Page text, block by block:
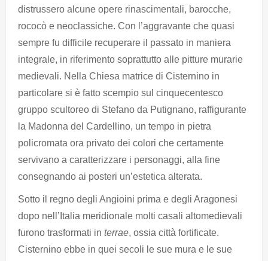
distrussero alcune opere rinascimentali, barocche,
rococò e neoclassiche. Con l’aggravante che quasi
sempre fu difficile recuperare il passato in maniera
integrale, in riferimento soprattutto alle pitture murarie
medievali. Nella Chiesa matrice di Cisternino in
particolare si è fatto scempio sul cinquecentesco
gruppo scultoreo di Stefano da Putignano, raffigurante
la Madonna del Cardellino, un tempo in pietra
policromata ora privato dei colori che certamente
servivano a caratterizzare i personaggi, alla fine
consegnando ai posteri un’estetica alterata.
Sotto il regno degli Angioini prima e degli Aragonesi
dopo nell’Italia meridionale molti casali altomedievali
furono trasformati in terrae, ossia città fortificate.
Cisternino ebbe in quei secoli le sue mura e le sue